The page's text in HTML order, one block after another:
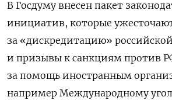
В Госдуму внесен пакет
инициатив, которые
за «дискредитацию»
и призывы к санкциям против
за помощь иностранным
например Международному